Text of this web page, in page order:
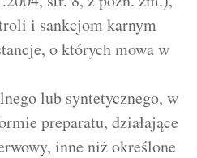
i sankcjom karnym
o których mowa w
lub syntetycznego, w
preparatu, działające
inne niż określone